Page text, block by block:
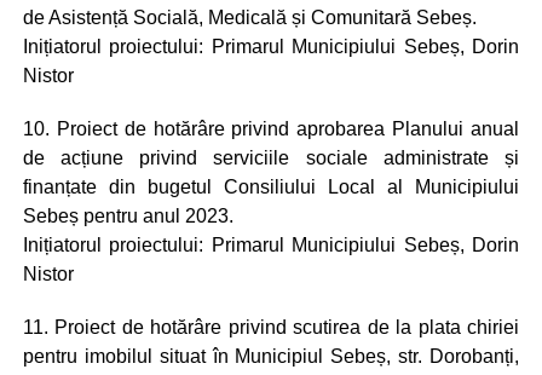
de Asistență Socială, Medicală și Comunitară Sebeș.
Inițiatorul proiectului: Primarul Municipiului Sebeș, Dorin
Nistor
10. Proiect de hotărâre privind aprobarea Planului anual
de acțiune privind serviciile sociale administrate și
finanțate din bugetul Consiliului Local al Municipiului
Sebeș pentru anul 2023.
Inițiatorul proiectului: Primarul Municipiului Sebeș, Dorin
Nistor
11. Proiect de hotărâre privind scutirea de la plata chiriei
pentru imobilul situat în Municipiul Sebeș, str. Dorobanți,